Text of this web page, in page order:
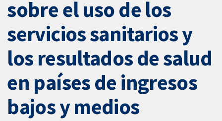
sobre el uso de los
servicios sanitarios y
los resultados de salud
en países de ingresos
bajos y medios